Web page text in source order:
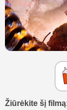
Žiūrėkite šį